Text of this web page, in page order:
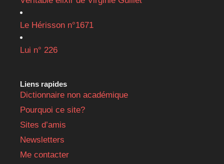
Le Hérisson n°1671
Lui n° 226
Liens rapides
Dictionnaire non académique
Pourquoi ce site?
Sites d’amis
Newsletters
Me contacter